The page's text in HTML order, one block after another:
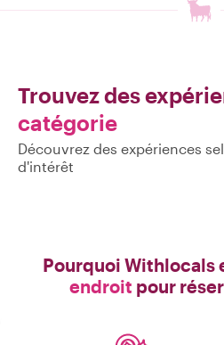
Trouvez des
catégorie
Découvrez des expériences
d'intérêt
Pourquoi Withlocals
endroit pour